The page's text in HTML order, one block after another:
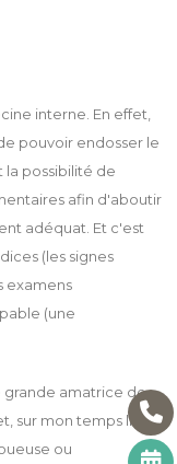
interne. En effet,
pouvoir endosser le
possibilité de
afin d'aboutir
adéquat. Et c'est
(les signes
examens
(une
grande amatrice de
sur mon temps libre,
ou